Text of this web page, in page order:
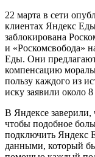
22 марта в сети
клиентах Яндекс
заблокирована
и «Роскомсвобода»
Еды. Они предлагают
компенсацию
пользу каждого из
иску заявили около
В Яндексе
чтобы подобное
подключить Яндекс
данными, который